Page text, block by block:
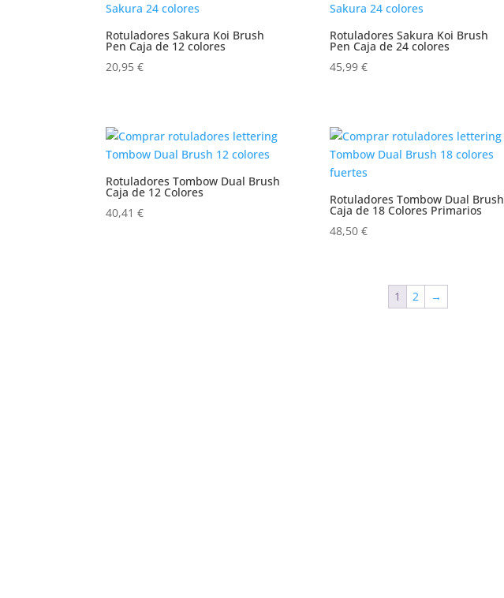
Rotuladores Sakura Koi Brush
Pen Caja de 12 colores
20,95€
Rotuladores Sakura Koi Brush
Pen Caja de 24 colores
45,99 €
Rotuladores Tombow Dual Brush
Caja de 12 Colores
40,41€
Rotuladores Tombow Dual Brush
Caja de 18 Colores Primarios
48,50 €
1 2 →